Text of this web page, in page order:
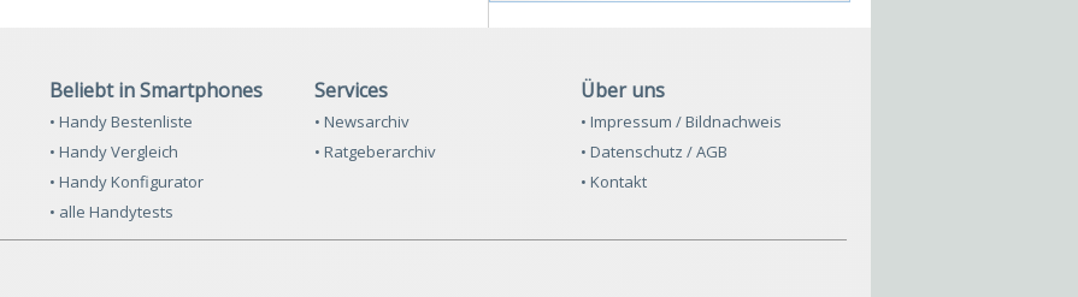
Beliebt in Smartphones
• Handy Bestenliste
• Handy Vergleich
• Handy Konfigurator
• alle Handytests
Services
• Newsarchiv
• Ratgeberarchiv
Über uns
• Impressum / Bildnachweis
• Datenschutz / AGB
• Kontakt